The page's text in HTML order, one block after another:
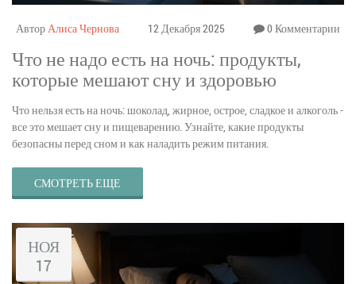
АвторАлиса Чернова 12 Декабря 2025 0 Комментарии
Что не надо есть на ночь: продукты,
которые мешают сну и здоровью
Что нельзя есть на ночь: шоколад, жирное, острое, сладкое и алкоголь -
все это мешает сну и пищеварению. Узнайте, какие продукты
безопасны перед сном и как наладить режим питания.
СМОТРЕТЬ ЕЩЕ
НОЯ
17